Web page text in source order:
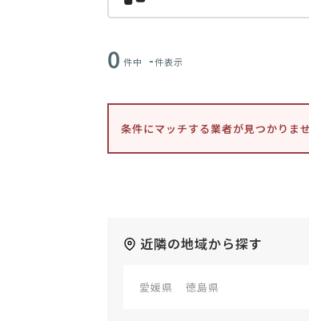
0 件中 -件表示
条件にマッチする業者が見つかりま
近隣の地域から探す
愛媛県 徳島県